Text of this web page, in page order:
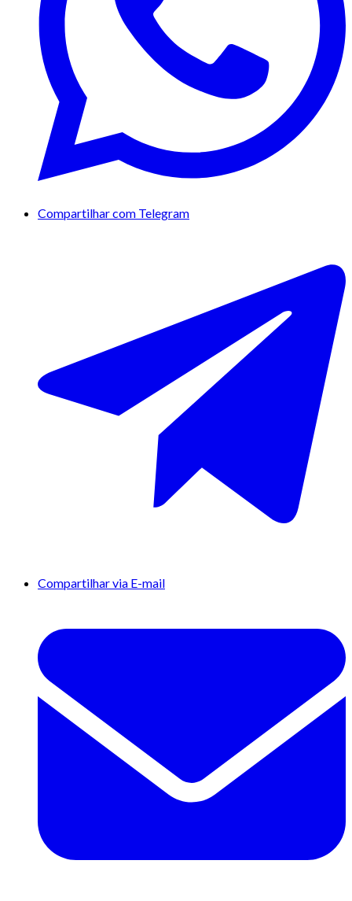
Compartilhar com Telegram
Compartilhar via E-mail